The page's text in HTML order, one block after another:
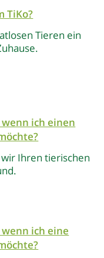
TiKo?
Tieren ein
ich einen
Ihren tierischen
ich eine